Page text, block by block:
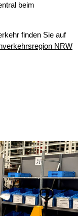
beim
finden Sie auf
NRW